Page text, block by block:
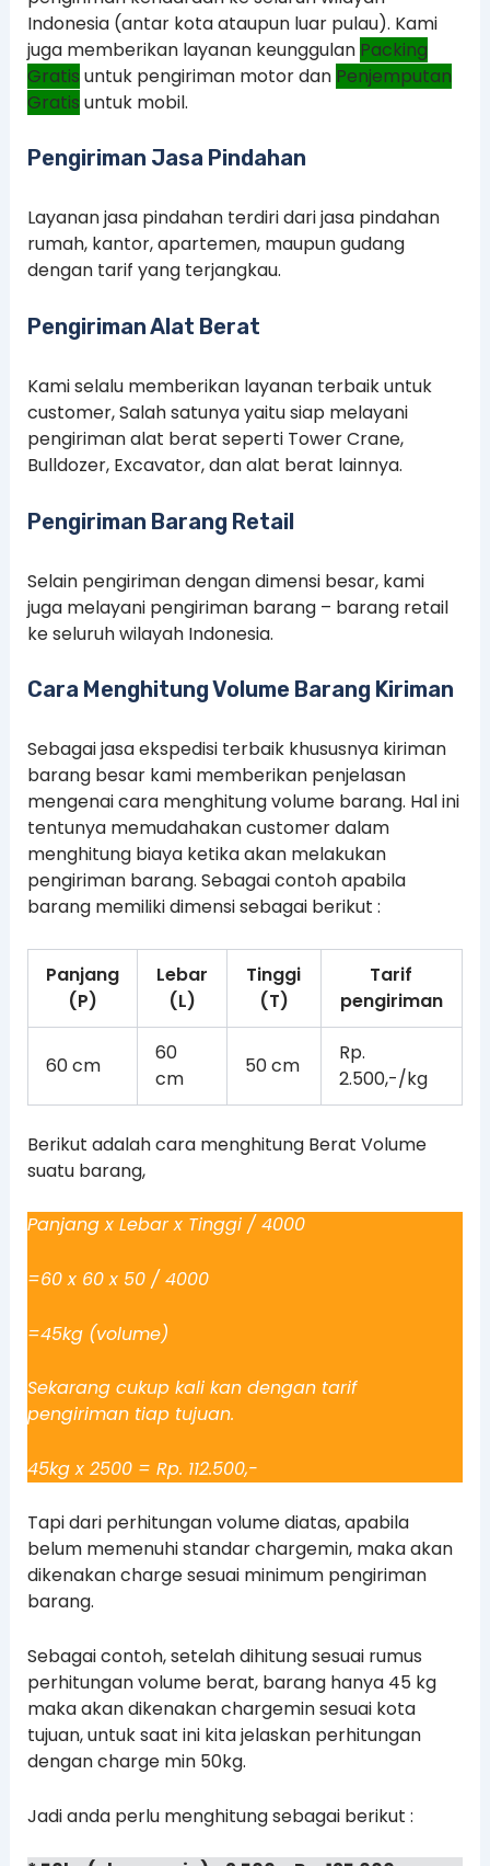
Indonesia (antar kota ataupun luar pulau). Kami
juga memberikan layanan keunggulan Packing
Gratis untuk pengiriman motor dan Penjemputan
Gratis untuk mobil.
Pengiriman Jasa Pindahan
Layanan jasa pindahan terdiri dari jasa pindahan
rumah, kantor, apartemen, maupun gudang
dengan tarif yang terjangkau.
Pengiriman Alat Berat
Kami selalu memberikan layanan terbaik untuk
customer, Salah satunya yaitu siap melayani
pengiriman alat berat seperti Tower Crane,
Bulldozer, Excavator, dan alat berat lainnya.
Pengiriman Barang Retail
Selain pengiriman dengan dimensi besar, kami
juga melayani pengiriman barang – barang retail
ke seluruh wilayah Indonesia.
Cara Menghitung Volume Barang Kiriman
Sebagai jasa ekspedisi terbaik khususnya kiriman
barang besar kami memberikan penjelasan
mengenai cara menghitung volume barang. Hal ini
tentunya memudahakan customer dalam
menghitung biaya ketika akan melakukan
pengiriman barang. Sebagai contoh apabila
barang memiliki dimensi sebagai berikut :
Panjang
(P)
Lebar
(L)
Tinggi
(T)
Tarif
pengiriman
60 cm
60
cm
50 cm
Rp.
2.500,-/kg
Berikut adalah cara menghitung Berat Volume
suatu barang,
Panjang x Lebar x Tinggi / 4000
=60 x 60 x 50 / 4000
=45kg (volume)
Sekarang cukup kali kan dengan tarif
pengiriman tiap tujuan.
45kg x 2500 = Rp. 112.500,-
Tapi dari perhitungan volume diatas, apabila
belum memenuhi standar chargemin, maka akan
dikenakan charge sesuai minimum pengiriman
barang.
Sebagai contoh, setelah dihitung sesuai rumus
perhitungan volume berat, barang hanya 45 kg
maka akan dikenakan chargemin sesuai kota
tujuan, untuk saat ini kita jelaskan perhitungan
dengan charge min 50kg.
Jadi anda perlu menghitung sebagai berikut :